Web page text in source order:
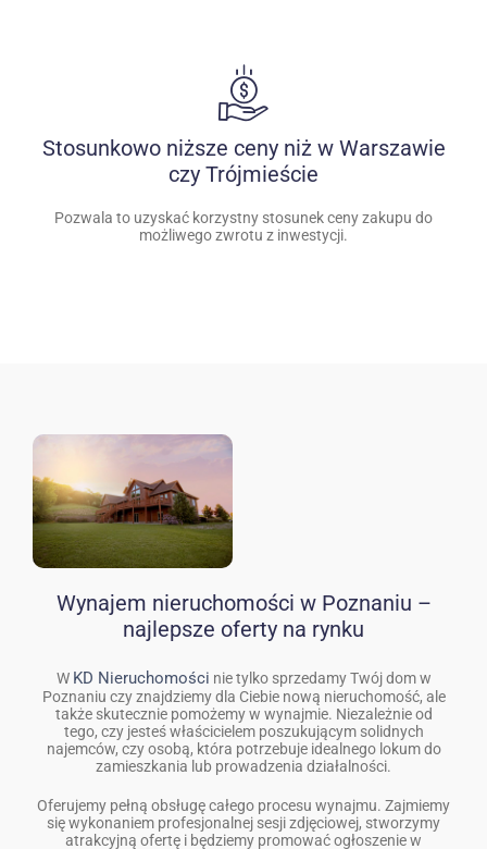
Stosunkowo niższe ceny niż w Warszawie
czy Trójmieście
Pozwala to uzyskać korzystny stosunek ceny zakupu do
możliwego zwrotu z inwestycji.
Wynajem nieruchomości w Poznaniu –
najlepsze oferty na rynku
W KD Nieruchomości nie tylko sprzedamy Twój dom w
Poznaniu czy znajdziemy dla Ciebie nową nieruchomość, ale
także skutecznie pomożemy w wynajmie. Niezależnie od
tego, czy jesteś właścicielem poszukującym solidnych
najemców, czy osobą, która potrzebuje idealnego lokum do
zamieszkania lub prowadzenia działalności.
Oferujemy pełną obsługę całego procesu wynajmu. Zajmiemy
się wykonaniem profesjonalnej sesji zdjęciowej, stworzymy
atrakcyjną ofertę i będziemy promować ogłoszenie w